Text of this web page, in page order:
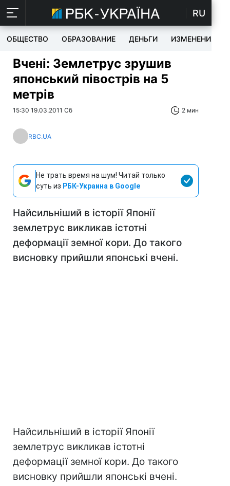
RU
ОБЩЕСТВО ОБРАЗОВАНИЕ ДЕНЬГИ ИЗМЕНЕНИЯ
Вчені: Землетрус зрушив
японський півострів на 5
метрів
15:30 19.03.2011 Сб 2 мин
RBC.UA
Не трать время на шум! Читай только
суть из РБК-Украина в Google
Найсильніший в історії Японії
землетрус викликав істотні
деформації земної кори. До такого
висновку прийшли японські вчені.
Найсильніший в історії Японії
землетрус викликав істотні
деформації земної кори. До такого
висновку прийшли японські вчені.